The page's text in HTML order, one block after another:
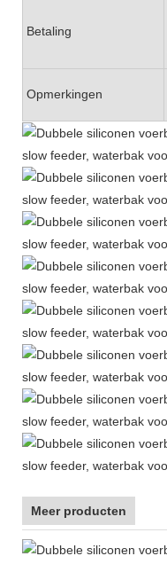
Betaling
Opmerkingen
Meer producten